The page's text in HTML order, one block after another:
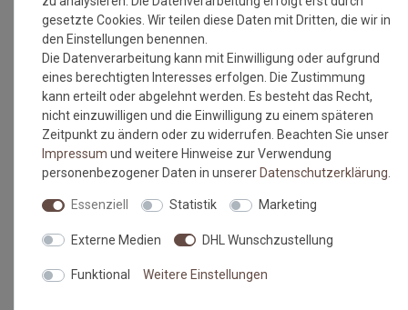
gesetzte Cookies. Wir teilen diese Daten mit Dritten, die wir in
den Einstellungen benennen.
Die Datenverarbeitung kann mit Einwilligung oder aufgrund
eines berechtigten Interesses erfolgen. Die Zustimmung
kann erteilt oder abgelehnt werden. Es besteht das Recht,
nicht einzuwilligen und die Einwilligung zu einem späteren
Zeitpunkt zu ändern oder zu widerrufen. Beachten Sie unser
Impressum und weitere Hinweise zur Verwendung
personenbezogener Daten in unserer Daten­schutz­erklärung
Essenziell Statistik Marketing
Externe Medien DHL Wunschzustellung
Funktional Weitere Einstellungen